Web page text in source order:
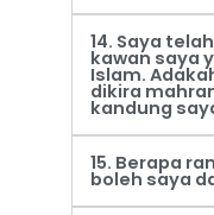
14. Saya
kawan saya
Islam.
dikira
kandung
15. Berapa
boleh saya